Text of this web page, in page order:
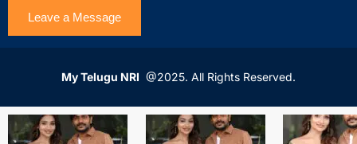
My Telugu NRI @2025. All Rights Reserved.